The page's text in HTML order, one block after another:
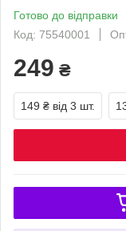
Готово до відправки
Код: 75540001
249 ₴
149 ₴ від 3 шт.